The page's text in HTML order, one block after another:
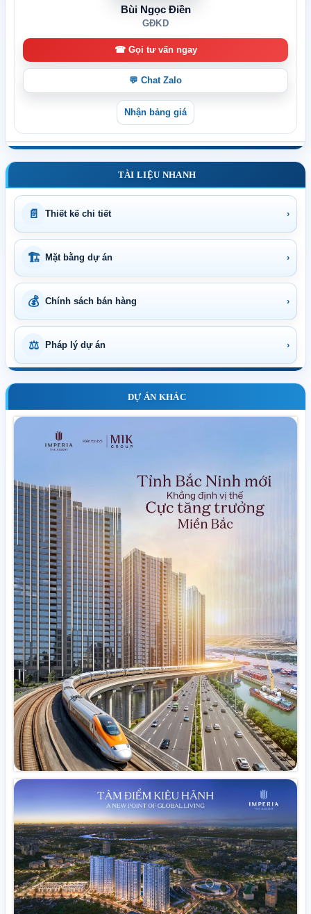
Bùi Ngọc Điền
GĐKD
☎ Gọi tư vấn ngay
💬 Chat Zalo
Nhận bảng giá
TÀI LIỆU NHANH
📄 Thiết kế chi tiết ›
🏗 Mặt bằng dự án ›
💰 Chính sách bán hàng ›
⚖ Pháp lý dự án ›
DỰ ÁN KHÁC